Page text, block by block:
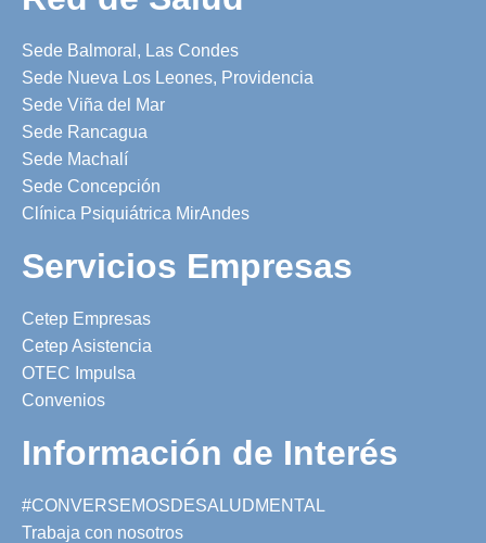
Sede Balmoral, Las Condes
Sede Nueva Los Leones, Providencia
Sede Viña del Mar
Sede Rancagua
Sede Machalí
Sede Concepción
Clínica Psiquiátrica MirAndes
Servicios Empresas
Cetep Empresas
Cetep Asistencia
OTEC Impulsa
Convenios
Información de Interés
#CONVERSEMOSDESALUDMENTAL
Trabaja con nosotros